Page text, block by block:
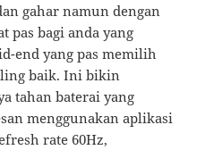
gahar namun dengan
pas bagi anda yang
end yang pas memilih
baik. Ini bikin
tahan baterai yang
menggunakan aplikasi
rate 60Hz,